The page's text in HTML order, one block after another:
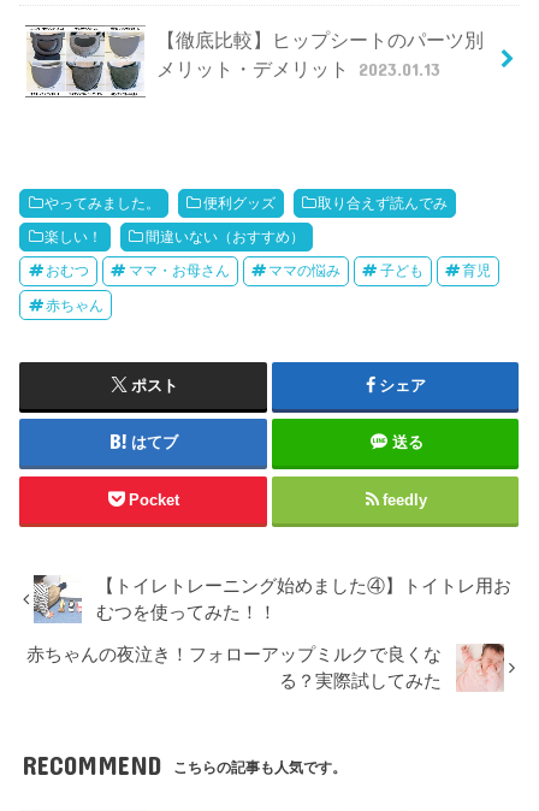
【徹底比較】ヒップシートのパーツ別
メリット・デメリット
2023.01.13
やってみました。 便利グッズ 取り合えず読んでみ
楽しい！ 間違いない（おすすめ）
おむつ ママ・お母さん ママの悩み 子ども 育児
赤ちゃん
ポスト シェア
はてブ 送る
Pocket feedly
【トイレトレーニング始めました④】トイトレ用お
むつを使ってみた！！
赤ちゃんの夜泣き！フォローアップミルクで良くな
る？実際試してみた
RECOMMEND こちらの記事も人気です。